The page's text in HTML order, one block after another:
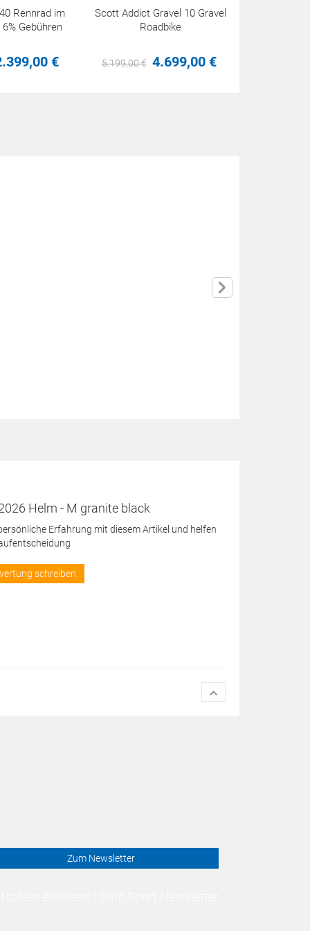
Rennrad im
Gebühren
00 €
Scott Addict Gravel 10 Gravel
Roadbike
5.199,00€ 4.699,00 €
Helm - M granite black
Erfahrung mit diesem Artikel und helfen
schreiben
Zum Newsletter